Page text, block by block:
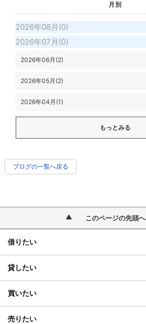
月別
2026年08月(0)
2026年07月(0)
2026年06月(2)
2026年05月(2)
2026年04月(1)
もっとみる
ブログの一覧へ戻る
このページの先頭へ
借りたい
貸したい
買いたい
売りたい